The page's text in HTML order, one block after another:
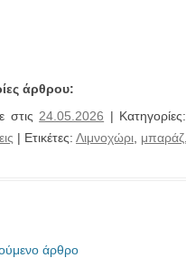
άρθρου:
στις 24.05.2026 | Κατηγορίες:
| Ετικέτες: Λιμνοχώρι μπαράζ
άρθρο